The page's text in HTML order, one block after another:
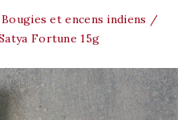
Bougies et encens indiens
Fortune 15g